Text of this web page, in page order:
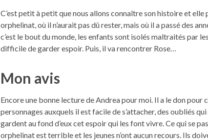
C’est petit à petit que nous allons connaître son histoire et elle
orphelinat, où il n’aurait pas dû rester, mais où il a passé des
c’est le bout du monde, les enfants sont isolés maltraités par
difficile de garder espoir. Puis, il va rencontrer Rose…
Mon avis
Encore une bonne lecture de Andrea pour moi. Il a le don pour
personnages auxquels il est facile de s’attacher, des oubliés
gardent au fond d’eux cet espoir qui les font vivre. Ce qui se
orphelinat est terrible et les jeunes n’ont aucun recours. Ils